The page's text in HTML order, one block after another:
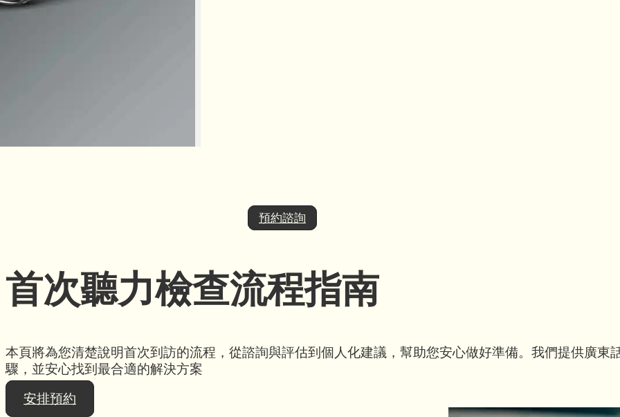
預約諮詢
首次聽力檢查流程指南
本頁將為您清楚說明首次到訪的流程，從諮詢與評估到個人化建議，幫助您安心做好準備。我們提供廣東
驟，並安心找到最合適的解決方案
安排預約